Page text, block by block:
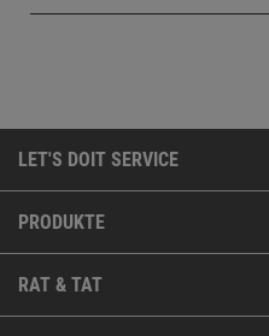
LET'S DOIT SERVICE
PRODUKTE
RAT & TAT